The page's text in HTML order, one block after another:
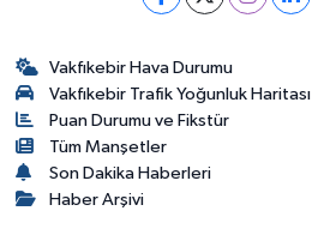
Vakfıkebir Hava Durumu
Vakfıkebir Trafik Yoğunluk Haritası
Puan Durumu ve Fikstür
Tüm Manşetler
Son Dakika Haberleri
Haber Arşivi